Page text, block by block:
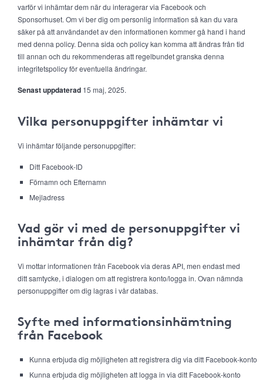
varför vi inhämtar dem när du interagerar via Facebook och
Sponsorhuset. Om vi ber dig om personlig information så kan du vara
säker på att användandet av den informationen kommer gå hand i hand
med denna policy. Denna sida och policy kan komma att ändras från tid
till annan och du rekommenderas att regelbundet granska denna
integritetspolicy för eventuella ändringar.
Senast uppdaterad 15 maj, 2025.
Vilka personuppgifter inhämtar vi
Vi inhämtar följande personuppgifter:
Ditt Facebook-ID
Förnamn och Efternamn
Mejladress
Vad gör vi med de personuppgifter vi
inhämtar från dig?
Vi mottar informationen från Facebook via deras API, men endast med
ditt samtycke, i dialogen om att registrera konto/logga in. Ovan nämnda
personuppgifter om dig lagras i vår databas.
Syfte med informationsinhämtning
från Facebook
Kunna erbjuda dig möjligheten att registrera dig via ditt Facebook-konto
Kunna erbjuda dig möjligheten att logga in via ditt Facebook-konto